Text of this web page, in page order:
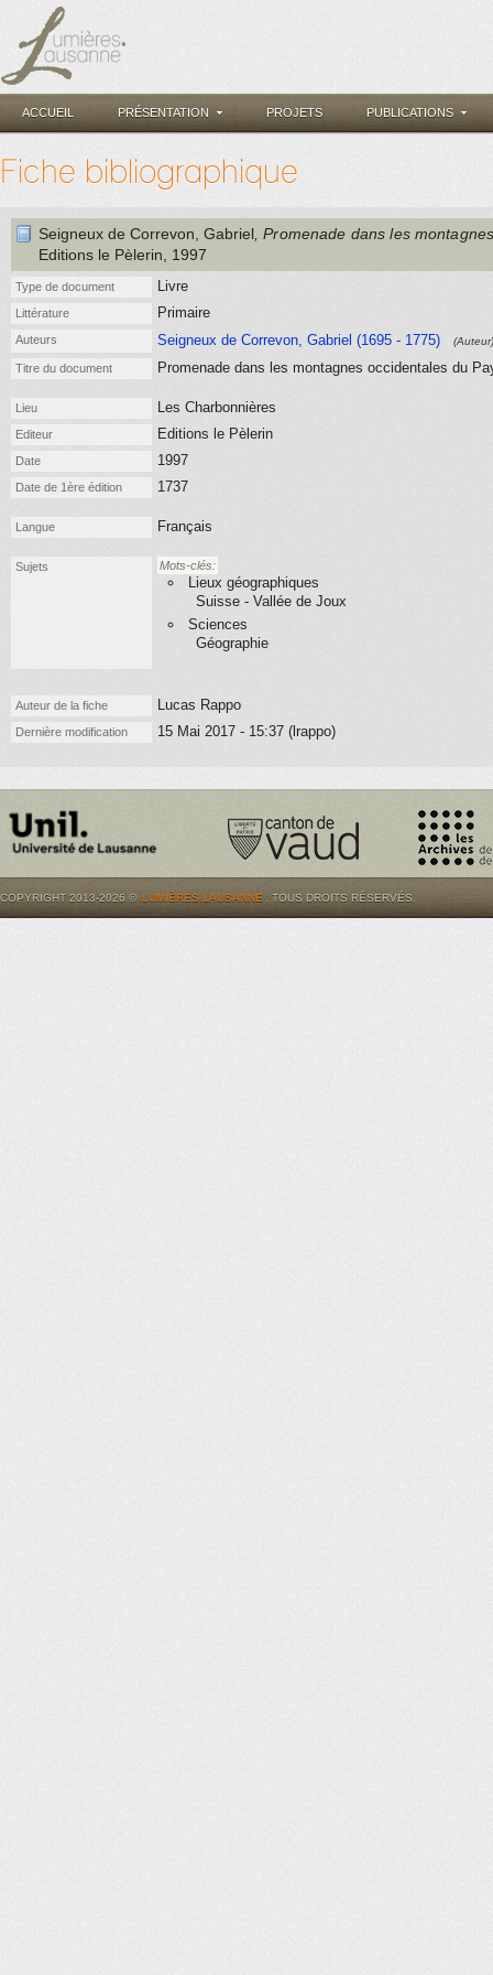
ACCUEIL PRÉSENTATION PROJETS PUBLICATIONS
Fiche bibliographique
Seigneux de Correvon, Gabriel , Promenade dans les
Editions le Pèlerin , 1997
Type de document Livre
Littérature Primaire
Auteurs Seigneux de Correvon, Gabriel (1695 - 1775) (Auteur)
Titre du document Promenade dans les montagnes occidentales du
Lieu Les Charbonnières
Editeur Editions le Pèlerin
Date 1997
Date de 1ère édition 1737
Langue Français
Sujets Mots-clés:
Lieux géographiques
Suisse - Vallée de Joux
Sciences
Géographie
Auteur de la fiche Lucas Rappo
Dernière modification 15 Mai 2017 - 15:37 (lrappo)
COPYRIGHT 2013-2026 © LUMIÈRES.LAUSANNE . TOUS DROITS RÉSERVÉS.